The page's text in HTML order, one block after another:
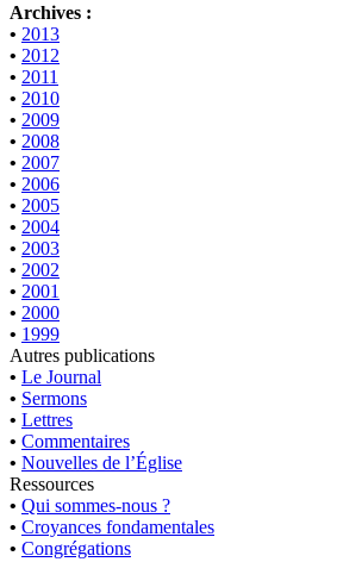
Archives :
• 2013
• 2012
• 2011
• 2010
• 2009
• 2008
• 2007
• 2006
• 2005
• 2004
• 2003
• 2002
• 2001
• 2000
• 1999
Autres publications
• Le Journal
• Sermons
• Lettres
• Commentaires
• Nouvelles de l’Église
Ressources
• Qui sommes-nous ?
• Croyances fondamentales
• Congrégations